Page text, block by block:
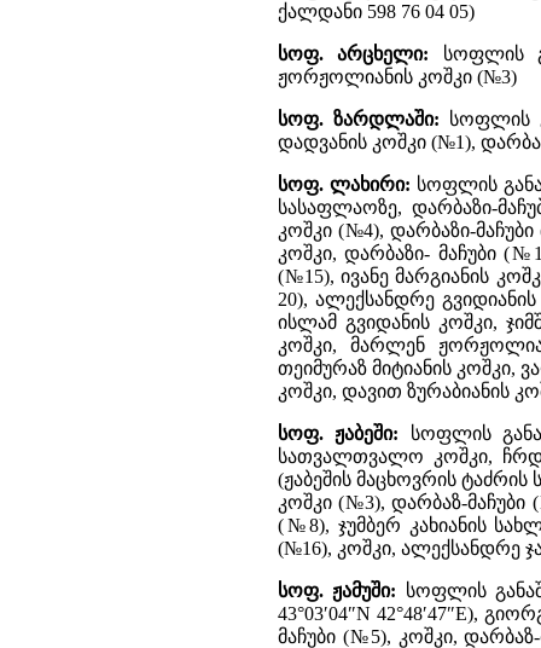
ქალდანი 598 76 04 05)
სოფ. არცხელი: სოფლის
ჟორჟოლიანის კოშკი (№3)
სოფ. ზარდლაში: სოფლის
დადვანის კოშკი (№1),
სოფ. ლახირი: სოფლის
სასაფლაოზე, დარბაზი-
კოშკი (№4), დარბაზი-
კოშკი, დარბაზი- მაჩუბი
(№15), ივანე მარგიანის
20), ალექსანდრე
ისლამ გვიდანის კოშკი,
კოშკი, მარლენ
თეიმურაზ მიტიანის კოშკი,
კოშკი, დავით ზურაბიანის
სოფ. ჟაბეში: სოფლის
სათვალთვალო კოშკი,
(ჟაბეშის მაცხოვრის ტაძრის
კოშკი (№3), დარბაზ-მაჩუბი
(№8), ჯუმბერ კახიანის
(№16), კოშკი, ალექსანდრე
სოფ. ჟამუში: სოფლის
43°03′04″N 42°48′47″E),
მაჩუბი (№5), კოშკი,